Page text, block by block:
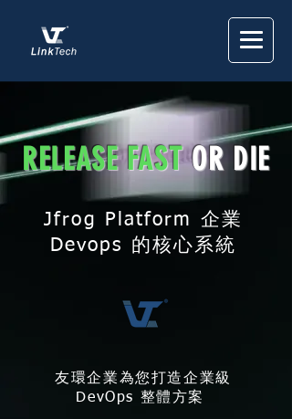
RELEASE FASTOR DIE
Jfrog Platform 企業
Devops 的核心系統
友環企業為您打造企業級
DevOps 整體方案